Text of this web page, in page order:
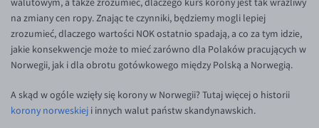
na zmiany cen ropy. Znając te czynniki, będziemy mogli lepiej
zrozumieć, dlaczego wartości NOK ostatnio spadają, a co za tym idzie,
jakie konsekwencje może to mieć zarówno dla Polaków pracujących w
Norwegii, jak i dla obrotu gotówkowego między Polską a Norwegią.
A skąd w ogóle wzięły się korony w Norwegii? Tutaj więcej o historii
korony norweskiej i innych walut państw skandynawskich.